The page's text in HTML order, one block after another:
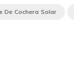
impermeable
principal, carril
De Cochera Solar